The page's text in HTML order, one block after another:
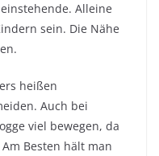
Alleine
sein. Die Nähe
heißen
Auch bei
viel bewegen, da
Besten hält man